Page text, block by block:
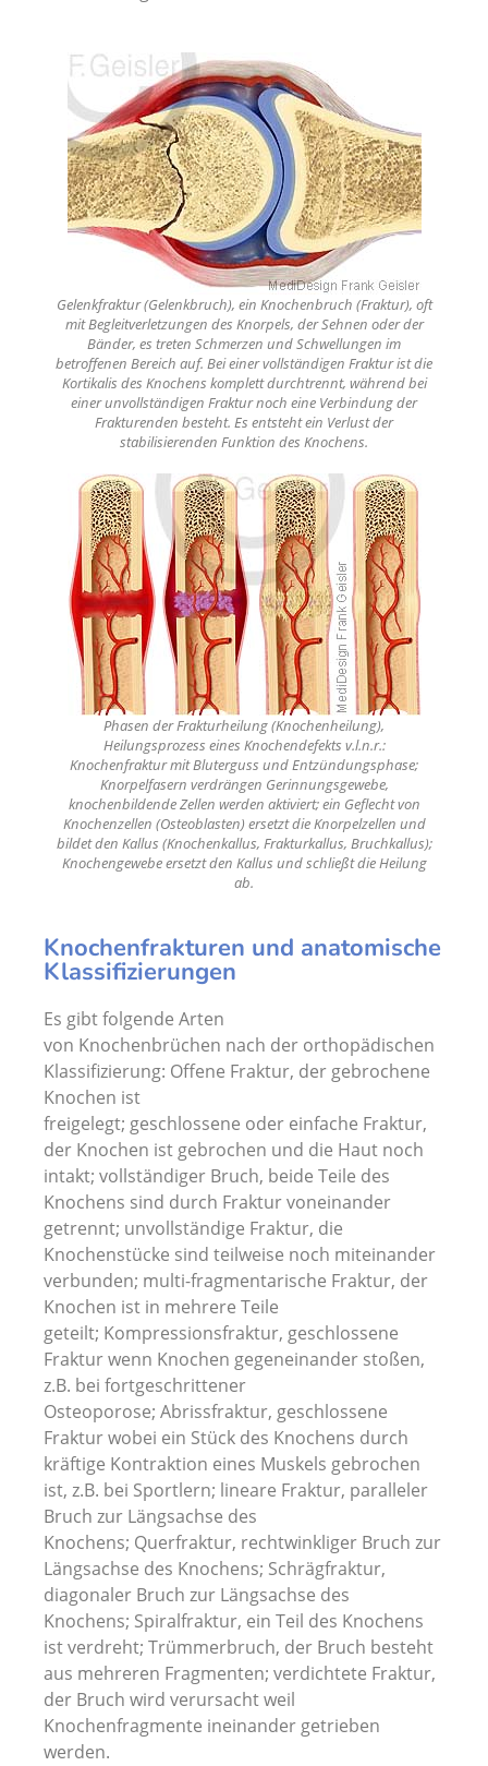
Gelenkfraktur (Gelenkbruch), ein Knochenbruch (Fraktur), oft
mit Begleitverletzungen des Knorpels, der Sehnen oder der
Bänder, es treten Schmerzen und Schwellungen im
betroffenen Bereich auf. Bei einer vollständigen Fraktur ist die
Kortikalis des Knochens komplett durchtrennt, während bei
einer unvollständigen Fraktur noch eine Verbindung der
Frakturenden besteht. Es entsteht ein Verlust der
stabilisierenden Funktion des Knochens.
Phasen der Frakturheilung (Knochenheilung),
Heilungsprozess eines Knochendefekts v.l.n.r.:
Knochenfraktur mit Bluterguss und Entzündungsphase;
Knorpelfasern verdrängen Gerinnungsgewebe,
knochenbildende Zellen werden aktiviert; ein Geflecht von
Knochenzellen (Osteoblasten) ersetzt die Knorpelzellen und
bildet den Kallus (Knochenkallus, Frakturkallus, Bruchkallus);
Knochengewebe ersetzt den Kallus und schließt die Heilung
ab.
Knochenfrakturen und anatomische
Klassifizierungen
Es gibt folgende Arten
von Knochenbrüchen nach der orthopädischen
Klassifizierung: Offene Fraktur, der gebrochene
Knochen ist
freigelegt; geschlossene oder einfache Fraktur,
der Knochen ist gebrochen und die Haut noch
intakt; vollständiger Bruch, beide Teile des
Knochens sind durch Fraktur voneinander
getrennt; unvollständige Fraktur, die
Knochenstücke sind teilweise noch miteinander
verbunden; multi-fragmentarische Fraktur, der
Knochen ist in mehrere Teile
geteilt; Kompressionsfraktur, geschlossene
Fraktur wenn Knochen gegeneinander stoßen,
z.B. bei fortgeschrittener
Osteoporose; Abrissfraktur, geschlossene
Fraktur wobei ein Stück des Knochens durch
kräftige Kontraktion eines Muskels gebrochen
ist, z.B. bei Sportlern; lineare Fraktur, paralleler
Bruch zur Längsachse des
Knochens; Querfraktur, rechtwinkliger Bruch zur
Längsachse des Knochens; Schrägfraktur,
diagonaler Bruch zur Längsachse des
Knochens; Spiralfraktur, ein Teil des Knochens
ist verdreht; Trümmerbruch, der Bruch besteht
aus mehreren Fragmenten; verdichtete Fraktur,
der Bruch wird verursacht weil
Knochenfragmente ineinander getrieben
werden.